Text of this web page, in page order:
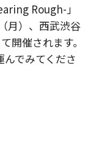
Rough-」
月）、西武渋谷
開催されます。
でみてくださ